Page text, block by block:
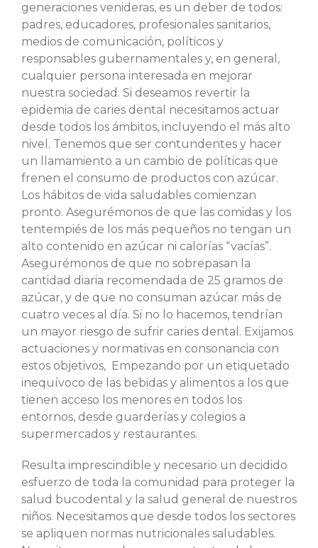
generaciones venideras, es un deber de todos:
padres, educadores, profesionales sanitarios,
medios de comunicación, políticos y
responsables gubernamentales y, en general,
cualquier persona interesada en mejorar
nuestra sociedad. Si deseamos revertir la
epidemia de caries dental necesitamos actuar
desde todos los ámbitos, incluyendo el más alto
nivel. Tenemos que ser contundentes y hacer
un llamamiento a un cambio de políticas que
frenen el consumo de productos con azúcar.
Los hábitos de vida saludables comienzan
pronto. Asegurémonos de que las comidas y los
tentempiés de los más pequeños no tengan un
alto contenido en azúcar ni calorías “vacías”.
Asegurémonos de que no sobrepasan la
cantidad diaria recomendada de 25 gramos de
azúcar, y de que no consuman azúcar más de
cuatro veces al día. Si no lo hacemos, tendrían
un mayor riesgo de sufrir caries dental. Exijamos
actuaciones y normativas en consonancia con
estos objetivos, Empezando por un etiquetado
inequívoco de las bebidas y alimentos a los que
tienen acceso los menores en todos los
entornos, desde guarderías y colegios a
supermercados y restaurantes.
Resulta imprescindible y necesario un decidido
esfuerzo de toda la comunidad para proteger la
salud bucodental y la salud general de nuestros
niños. Necesitamos que desde todos los sectores
se apliquen normas nutricionales saludables.